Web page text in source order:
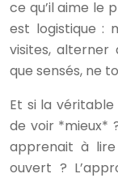
ce qu’il aime le
est logistique :
visites, alterner
que sensés, ne
Et si la
de voir *mieux*
apprenait à
ouvert ?